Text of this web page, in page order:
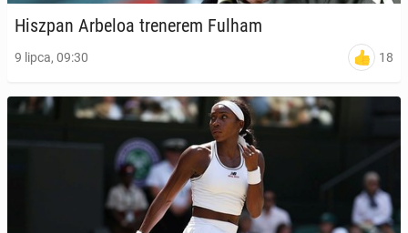
Hiszpan Arbeloa tre­ne­rem Fulham
9 lipca, 09:30 18